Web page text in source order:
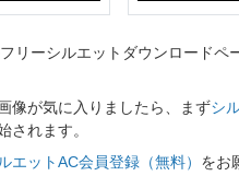
リーシルエットダウンロード
像が気に入りましたら、まずシ
されます。
エットAC会員登録（無料） をお